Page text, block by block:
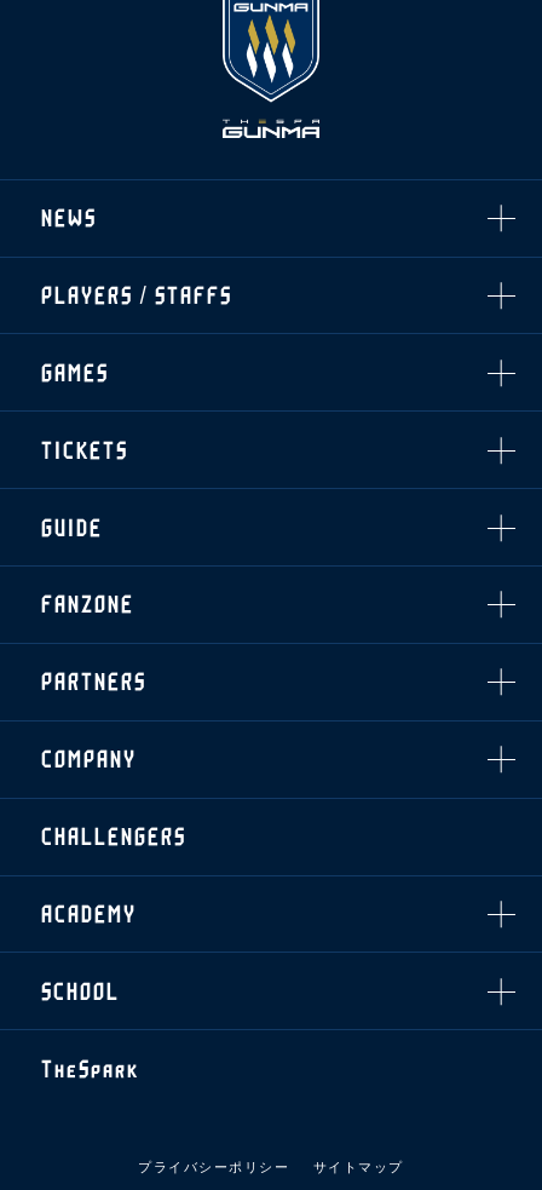
NEWS
TOPICS
CLUB
TOP TEAM
THESPARK
PLAYERS / STAFFS
トレーニング見学について
・注意事項
・練習場ごとの注意事項
GAMES
順位表
ホームイベント情報
TICKETS
・前売・当日チケット
・発売日
・優待チケット
シーズンシート
・法人シーズンシート
GUIDE
スタジアムアクセス
スタジアムルール
クラブプロパティ
ホームイベント情報
初心者向けのガイダンス
運営サポートスタッフ募集
FANZONE
ファンクラブ
グッズ
ザスパタイムズ
クラブアンバサダー
PARTNERS
アシストパートナー
ザスパ応援店紹介
ホームタウン活動
ふるさと納税
COMPANY
拠点一覧
フィロソフィー
クラブについて（エンブレム・ロゴ等）
CHALLENGERS
ACADEMY
U-18
U-15
U-12
スタッフ
SCHOOL
スタッフ
TheSpark
プライバシーポリシー サイトマップ